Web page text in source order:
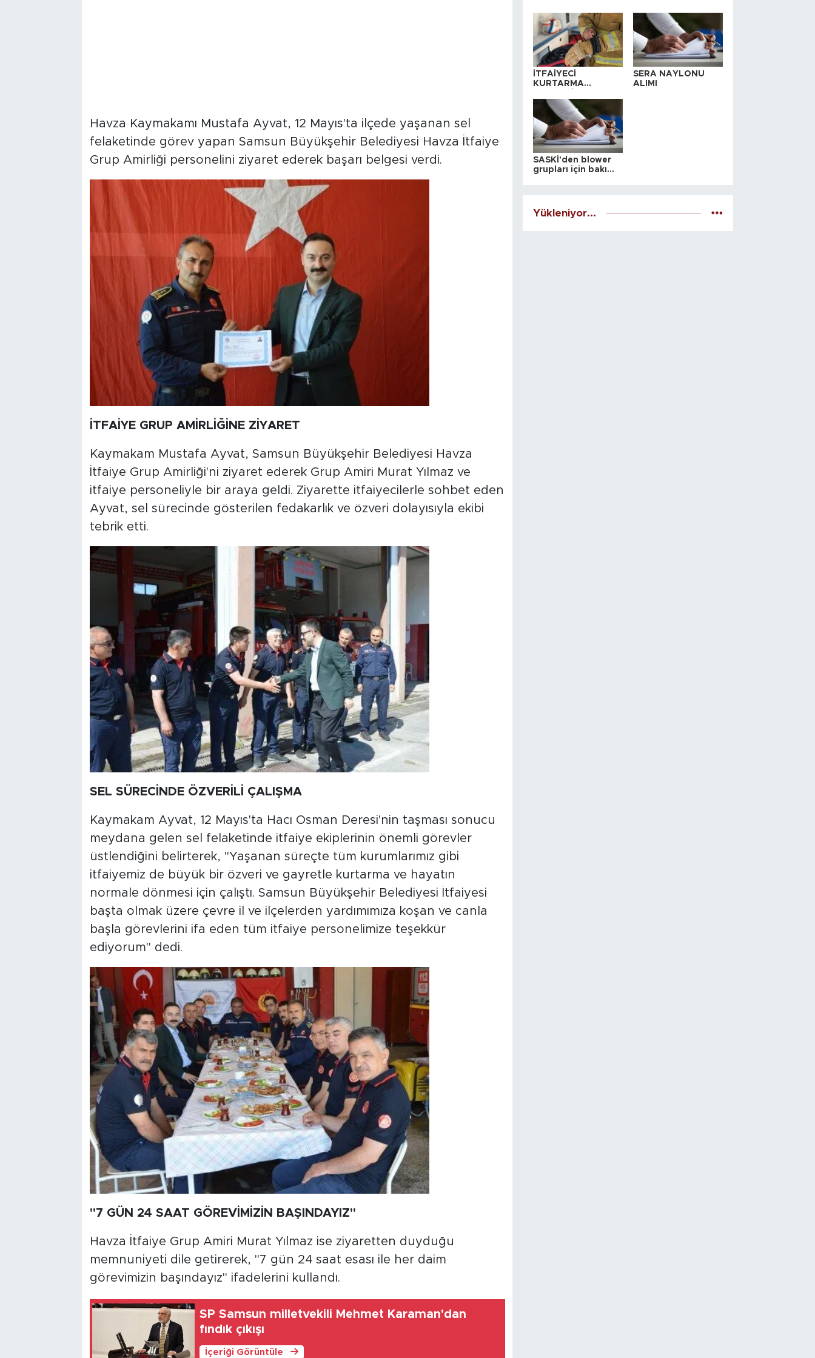
Havza Kaymakamı Mustafa Ayvat, 12 Mayıs'ta ilçede yaşanan sel
felaketinde görev yapan Samsun Büyükşehir Belediyesi Havza İtfaiye
Grup Amirliği personelini ziyaret ederek başarı belgesi verdi.
İTFAİYE GRUP AMİRLİĞİNE ZİYARET
Kaymakam Mustafa Ayvat, Samsun Büyükşehir Belediyesi Havza
İtfaiye Grup Amirliği'ni ziyaret ederek Grup Amiri Murat Yılmaz ve
itfaiye personeliyle bir araya geldi. Ziyarette itfaiyecilerle sohbet eden
Ayvat, sel sürecinde gösterilen fedakarlık ve özveri dolayısıyla ekibi
tebrik etti.
SEL SÜRECİNDE ÖZVERİLİ ÇALIŞMA
Kaymakam Ayvat, 12 Mayıs'ta Hacı Osman Deresi'nin taşması sonucu
meydana gelen sel felaketinde itfaiye ekiplerinin önemli görevler
üstlendiğini belirterek, "Yaşanan süreçte tüm kurumlarımız gibi
itfaiyemiz de büyük bir özveri ve gayretle kurtarma ve hayatın
normale dönmesi için çalıştı. Samsun Büyükşehir Belediyesi İtfaiyesi
başta olmak üzere çevre il ve ilçelerden yardımımıza koşan ve canla
başla görevlerini ifa eden tüm itfaiye personelimize teşekkür
ediyorum" dedi.
"7 GÜN 24 SAAT GÖREVİMİZİN BAŞINDAYIZ"
Havza İtfaiye Grup Amiri Murat Yılmaz ise ziyaretten duyduğu
memnuniyeti dile getirerek, "7 gün 24 saat esası ile her daim
görevimizin başındayız" ifadelerini kullandı.
SP Samsun milletvekili Mehmet Karaman'dan
fındık çıkışı
İçeriği Görüntüle
İTFAİYECİ
KURTARMA
ALINACAKTIR
SERA NAYLONU
ALIMI
SASKİ'den blower
grupları için bakım
Yükleniyor...